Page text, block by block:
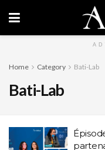
Home Category Bati-Lab
Bati-Lab